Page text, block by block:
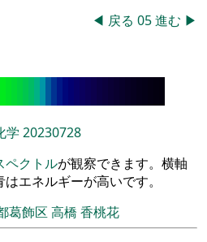
◀ 戻る 05進む ▶
学 20230728
ペクトルが観察できます。横軸
エネルギーが高いです。
葛飾区 高橋 香桃花